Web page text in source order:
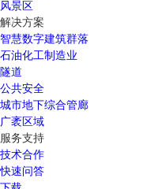
风景区
解决方案
智慧数字建筑群落
石油化工制造业
隧道
公共安全
城市地下综合管廊
广袤区域
服务支持
技术合作
快速问答